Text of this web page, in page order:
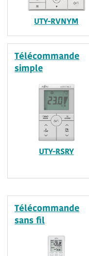
UTY-RVNYM
Télécommande
simple
UTY-RSRY
Télécommande
sans fil